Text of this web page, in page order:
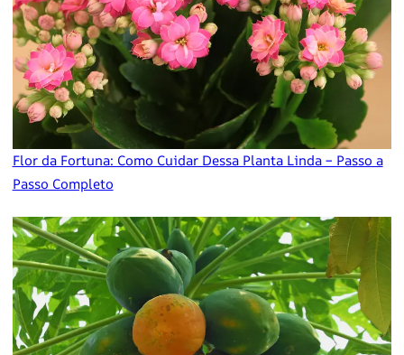
Flor da Fortuna: Como Cuidar Dessa Planta Linda – Passo a
Passo Completo